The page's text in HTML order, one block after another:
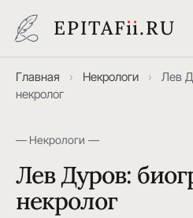
EPITAFii.RU
Главная › Некрологи ›
Лев
некролог
— Некрологи —
Лев Дуров:
некролог